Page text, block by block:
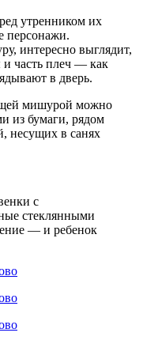
утренником их
персонажи.
интересно выглядит,
и часть плеч — как
в дверь.
мишурой можно
из бумаги, рядом
несущих в санях
с
стеклянными
— и ребенок